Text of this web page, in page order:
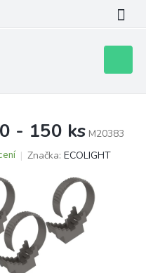
košík
- 150 ks M20383
Značka: ECOLIGHT